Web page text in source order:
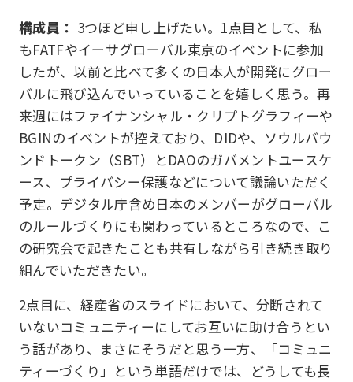
構成員： 3つほど申し上げたい。1点目として、私
もFATFやイーサグローバル東京のイベントに参加
したが、以前と比べて多くの日本人が開発にグロー
バルに飛び込んでいっていることを嬉しく思う。再
来週にはファイナンシャル・クリプトグラフィーや
BGINのイベントが控えており、DIDや、ソウルバウ
ンドトークン（SBT）とDAOのガバメントユースケ
ース、プライバシー保護などについて議論いただく
予定。デジタル庁含め日本のメンバーがグローバル
のルールづくりにも関わっているところなので、こ
の研究会で起きたことも共有しながら引き続き取り
組んでいただきたい。
2点目に、経産省のスライドにおいて、分断されて
いないコミュニティーにしてお互いに助け合うとい
う話があり、まさにそうだと思う一方、「コミュニ
ティーづくり」という単語だけでは、どうしても長